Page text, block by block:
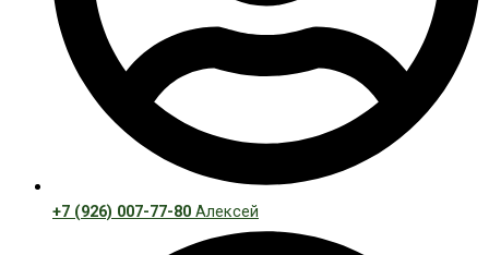
+7 (926) 007-77-80 Алексей